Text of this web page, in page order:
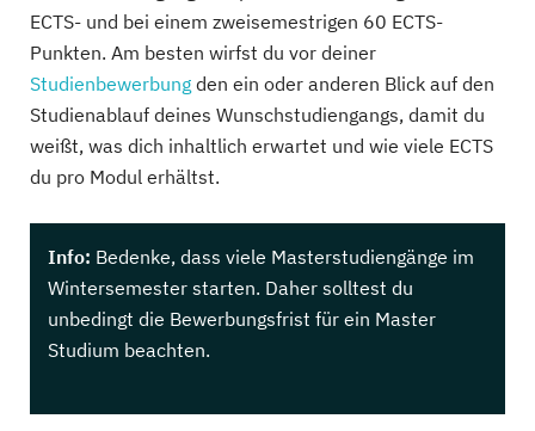
ECTS- und bei einem zweisemestrigen 60 ECTS-
Punkten. Am besten wirfst du vor deiner
Studienbewerbung den ein oder anderen Blick auf den
Studienablauf deines Wunschstudiengangs, damit du
weißt, was dich inhaltlich erwartet und wie viele ECTS
du pro Modul erhältst.
Info: Bedenke, dass viele Masterstudiengänge im
Wintersemester starten. Daher solltest du
unbedingt die Bewerbungsfrist für ein Master
Studium beachten.